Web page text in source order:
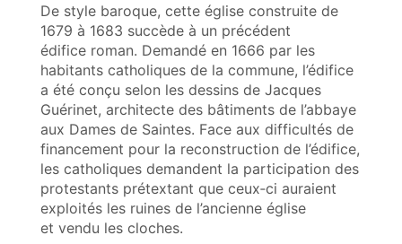
De style baroque, cette église construite de
1679 à 1683 succède à un précédent
édifice roman. Demandé en 1666 par les
habitants catholiques de la commune, l’édifice
a été conçu selon les dessins de Jacques
Guérinet, architecte des bâtiments de l’abbaye
aux Dames de Saintes. Face aux difficultés de
financement pour la reconstruction de l’édifice,
les catholiques demandent la participation des
protestants prétextant que ceux‑ci auraient
exploités les ruines de l’ancienne église
et vendu les cloches.